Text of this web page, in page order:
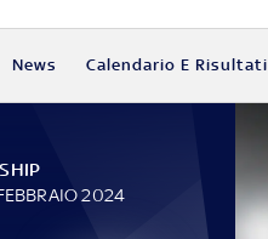
News Calendario E Risultati
2024